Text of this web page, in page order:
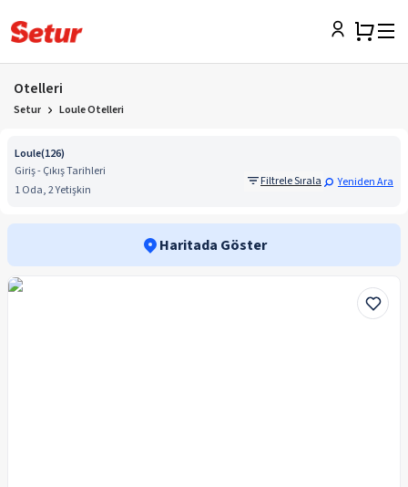
Otelleri
Setur Loule Otelleri
Loule(126)
Giriş - Çıkış Tarihleri
1 Oda, 2 Yetişkin
Filtrele Sırala Yeniden Ara
Haritada Göster